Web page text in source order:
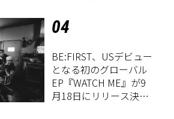
04
BE:FIRST、USデビュー
となる初のグローバル
EP『WATCH ME』が9
月18日にリリース決